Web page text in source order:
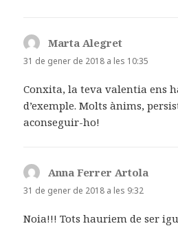
Marta Alegret
dit:
31 de gener de 2018 a les 10:35
Conxita, la teva valentia ens
d’exemple. Molts ànims,
aconseguir-ho!
Anna Ferrer Artola
31 de gener de 2018 a les 9:32
Noia!!! Tots hauriem de ser